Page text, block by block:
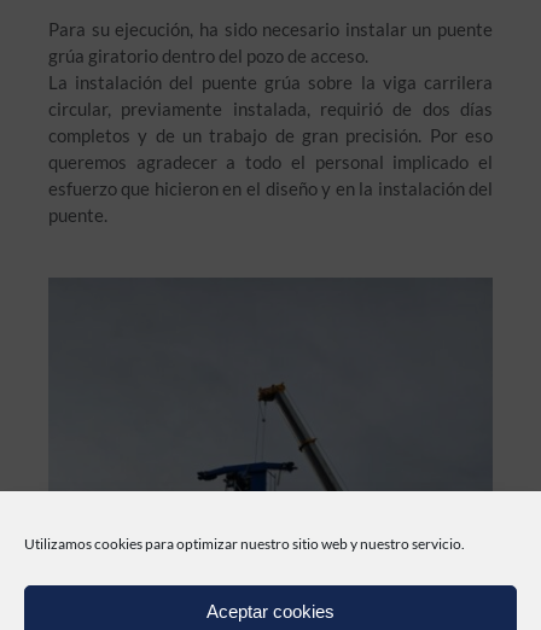
Utilizamos cookies para optimizar nuestro sitio web y nuestro servicio.
Aceptar cookies
Para su ejecución, ha sido necesario instalar un puente
grúa giratorio dentro del pozo de acceso.
La instalación del puente grúa sobre la viga carrilera
circular, previamente instalada, requirió de dos días
completos y de un trabajo de gran precisión. Por eso
queremos agradecer a todo el personal implicado el
esfuerzo que hicieron en el diseño y en la instalación del
puente.